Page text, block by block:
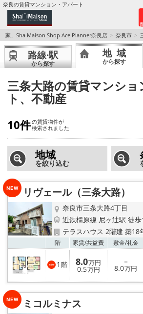
奈良の賃貸マンション・アパート
TOPページ
Foreigners welcome！
店長のおすすめ物件
おすすめ Sha Maison 特集
積水ハウス Sha Maison 特集 (奈
市)
積水ハウス Sha Maison 特集 (奈
路線·駅から探す
地域から探す
地図から探す
AcePlanner公式ライン
SNS
スタッフ紹介
家、Sha Maison Shop Ace Planner奈良店 奈良市
路線·駅
から探す
地域
から探す
三条大路の賃貸マンショ
ト、不動産
10件の賃貸物件が
検索されました
地域
を絞り込む
リヴェール（三条大路）
奈良市三条大路4丁目
近鉄橿原線 尼ヶ辻駅 徒
テラスハウス 2階建 築18
階 家賃/共益費 敷金/礼金
1 階 8.0万円
0.5万円
－
8.0万円
ミコルミナス